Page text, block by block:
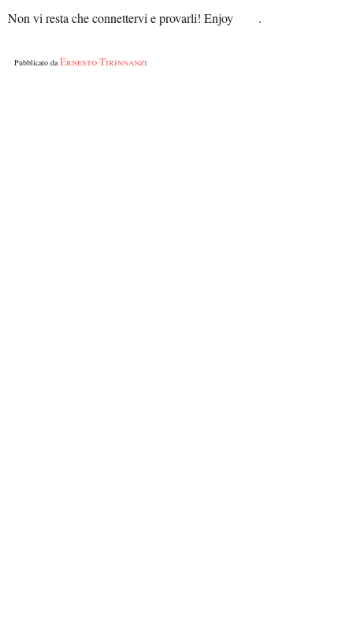
Non vi resta che connettervi e provarli! Enjoy
.
Pubblicato daErnesto Tirinnanzi